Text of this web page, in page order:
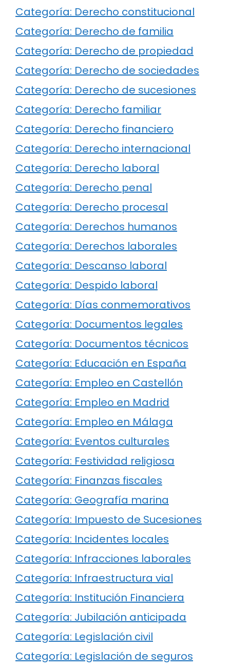
Categoría: Derecho constitucional
Categoría: Derecho de familia
Categoría: Derecho de propiedad
Categoría: Derecho de sociedades
Categoría: Derecho de sucesiones
Categoría: Derecho familiar
Categoría: Derecho financiero
Categoría: Derecho internacional
Categoría: Derecho laboral
Categoría: Derecho penal
Categoría: Derecho procesal
Categoría: Derechos humanos
Categoría: Derechos laborales
Categoría: Descanso laboral
Categoría: Despido laboral
Categoría: Días conmemorativos
Categoría: Documentos legales
Categoría: Documentos técnicos
Categoría: Educación en España
Categoría: Empleo en Castellón
Categoría: Empleo en Madrid
Categoría: Empleo en Málaga
Categoría: Eventos culturales
Categoría: Festividad religiosa
Categoría: Finanzas fiscales
Categoría: Geografía marina
Categoría: Impuesto de Sucesiones
Categoría: Incidentes locales
Categoría: Infracciones laborales
Categoría: Infraestructura vial
Categoría: Institución Financiera
Categoría: Jubilación anticipada
Categoría: Legislación civil
Categoría: Legislación de seguros